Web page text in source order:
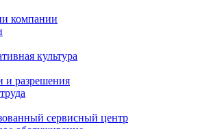
компании
культура
и разрешения
сервисный центр